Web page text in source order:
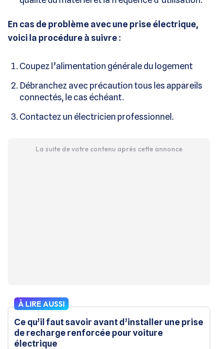
En cas de problème avec une prise électrique,
voici la procédure à suivre :
Coupez l’alimentation générale du logement
Débranchez avec précaution tous les appareils
connectés, le cas échéant.
Contactez un électricien professionnel.
La suite de votre contenu après cette annonce
À LIRE AUSSI
Ce qu’il faut savoir avant d’installer une prise
de recharge renforcée pour voiture
électrique